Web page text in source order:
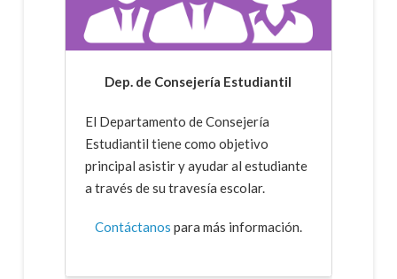
Dep. de Consejería Estudiantil
El Departamento de Consejería
Estudiantil tiene como objetivo
principal asistir y ayudar al estudiante
a través de su travesía escolar.
Contáctanos para más información.